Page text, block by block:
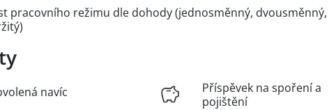
pracovního režimu dle dohody (jednosměnný, dvousměnný,
navíc
Příspěvek na spoření a
pojištění